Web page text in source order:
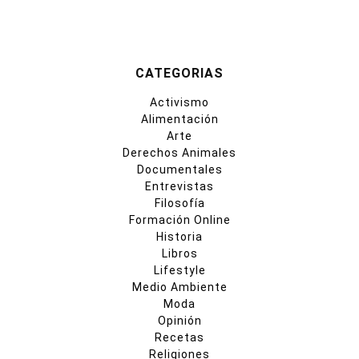
CATEGORIAS
Activismo
Alimentación
Arte
Derechos Animales
Documentales
Entrevistas
Filosofía
Formación Online
Historia
Libros
Lifestyle
Medio Ambiente
Moda
Opinión
Recetas
Religiones